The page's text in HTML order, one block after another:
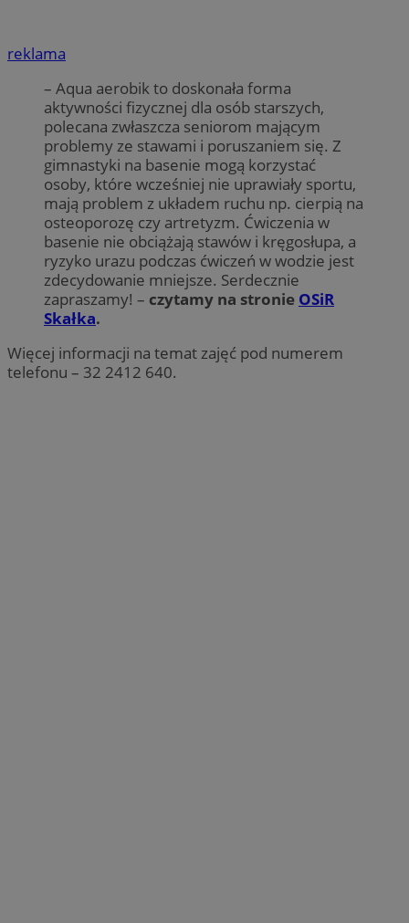
reklama
– Aqua aerobik to doskonała forma
aktywności fizycznej dla osób starszych,
polecana zwłaszcza seniorom mającym
problemy ze stawami i poruszaniem się. Z
gimnastyki na basenie mogą korzystać
osoby, które wcześniej nie uprawiały sportu,
mają problem z układem ruchu np. cierpią na
osteoporozę czy artretyzm. Ćwiczenia w
basenie nie obciążają stawów i kręgosłupa, a
ryzyko urazu podczas ćwiczeń w wodzie jest
zdecydowanie mniejsze. Serdecznie
zapraszamy! – czytamy na stronie OSiR
Skałka.
Więcej informacji na temat zajęć pod numerem
telefonu – 32 2412 640.